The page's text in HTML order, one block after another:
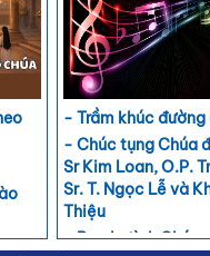
- Trầm khúc
- Chúc tụng Chúa
Sr Kim Loan, O.P.
Sr. T. Ngọc Lễ và
Thiệu
- Bao la tình Chúa